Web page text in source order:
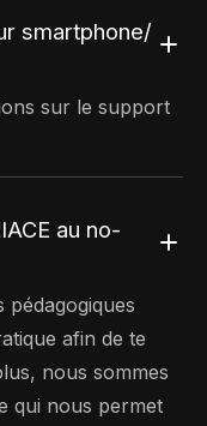
smartphone/
sur le support
au no-
afin de te
nous sommes
qui nous permet